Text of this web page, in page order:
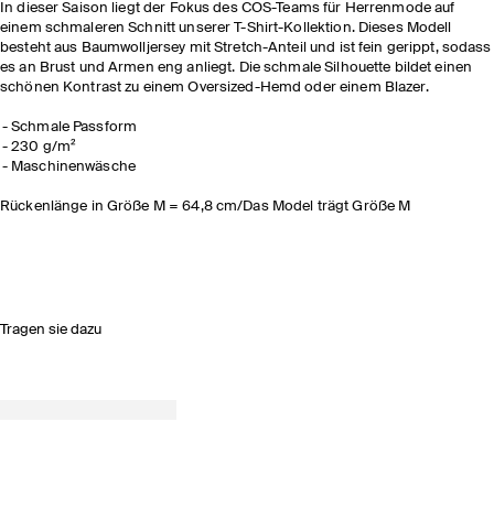
In dieser Saison liegt der Fokus des COS-Teams für Herrenmode auf
einem schmaleren Schnitt unserer T-Shirt-Kollektion. Dieses Modell
besteht aus Baumwolljersey mit Stretch-Anteil und ist fein gerippt, sodass
es an Brust und Armen eng anliegt. Die schmale Silhouette bildet einen
schönen Kontrast zu einem Oversized-Hemd oder einem Blazer.
Schmale Passform
230 g/m²
Maschinenwäsche
Rückenlänge in Größe M = 64,8 cm/Das Model trägt Größe M
Tragen sie dazu